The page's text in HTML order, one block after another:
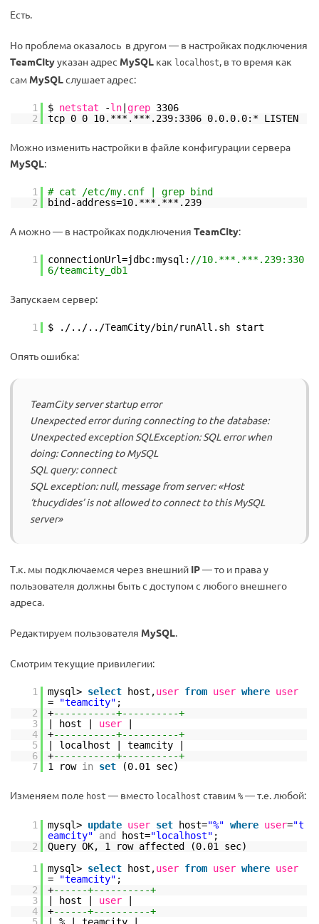
Есть.
Но проблема оказалось в другом — в настройках подключения
TeamCItyуказан адрес MySQL как localhost, в то время как
сам MySQLслушает адрес:
1 $ netstat -ln grep 3306
2
tcp 0 0 10.***.***.239:3306 0.0.0.0:* LISTEN
Можно изменить настройки в файле конфигурации сервера
MySQL:
1
# cat /etc/my.cnf | grep bind
2
bind-address=10.***.***.239
А можно — в настройках подключения TeamCIty:
1 connectionUrl=jdbc:mysql: //10.***.***.239:330
6/teamcity_db1
Запускаем сервер:
1 $ ./../../TeamCity/bin/runAll.sh start
Опять ошибка:
TeamCity server startup error
Unexpected error during connecting to the database:
Unexpected exception SQLException: SQL error when
doing: Connecting to MySQL
SQL query: connect
SQL exception: null, message from server: «Host
‘thucydides’ is not allowed to connect to this MySQL
server»
Т.к. мы подключаемся через внешний IP— то и права у
пользователя должны быть с доступом с любого внешнего
адреса.
Редактируем пользователя MySQL.
Смотрим текущие привилегии:
1 mysql> select host,user from user where user
=
"teamcity" ;
2
+-----------+----------+
3
| host | user
4
+-----------+----------+
5
| localhost | teamcity |
6
+-----------+----------+
7
1 row in set (0.01 sec)
Изменяем поле host — вместо localhost ставим % — т.е. любой:
1 mysql> update user set host="%" where user="t
eamcity"
and host="localhost" ;
2
Query OK, 1 row affected (0.01 sec)
1
mysql> select host,user from user where user
=
"teamcity" ;
2
+------+----------+
3
| host | user
4
+------+----------+